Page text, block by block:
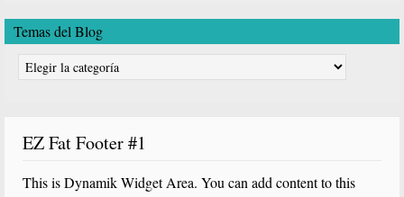
Temas del Blog
Temas
del
EZ Fat Footer #1
This is Dynamik Widget Area. You can add content to this